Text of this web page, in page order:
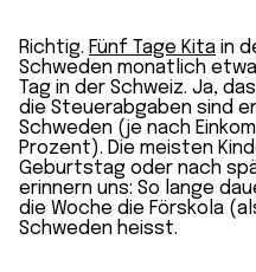
Richtig. Fünf Tage Kita in
Schweden monatlich
Tag in der Schweiz. Ja,
die Steuerabgaben sind
Schweden (je nach
Prozent). Die meisten
Geburtstag oder nach
erinnern uns: So lange
die Woche die Förskola
Schweden heisst.